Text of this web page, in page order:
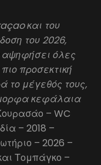
και του
του 2026,
αψηφήσει όλες
προσεκτική
το μέγεθός τους,
κεφάλαια
– WC
– 2018 –
– 2026 –
Τομπάγκο –